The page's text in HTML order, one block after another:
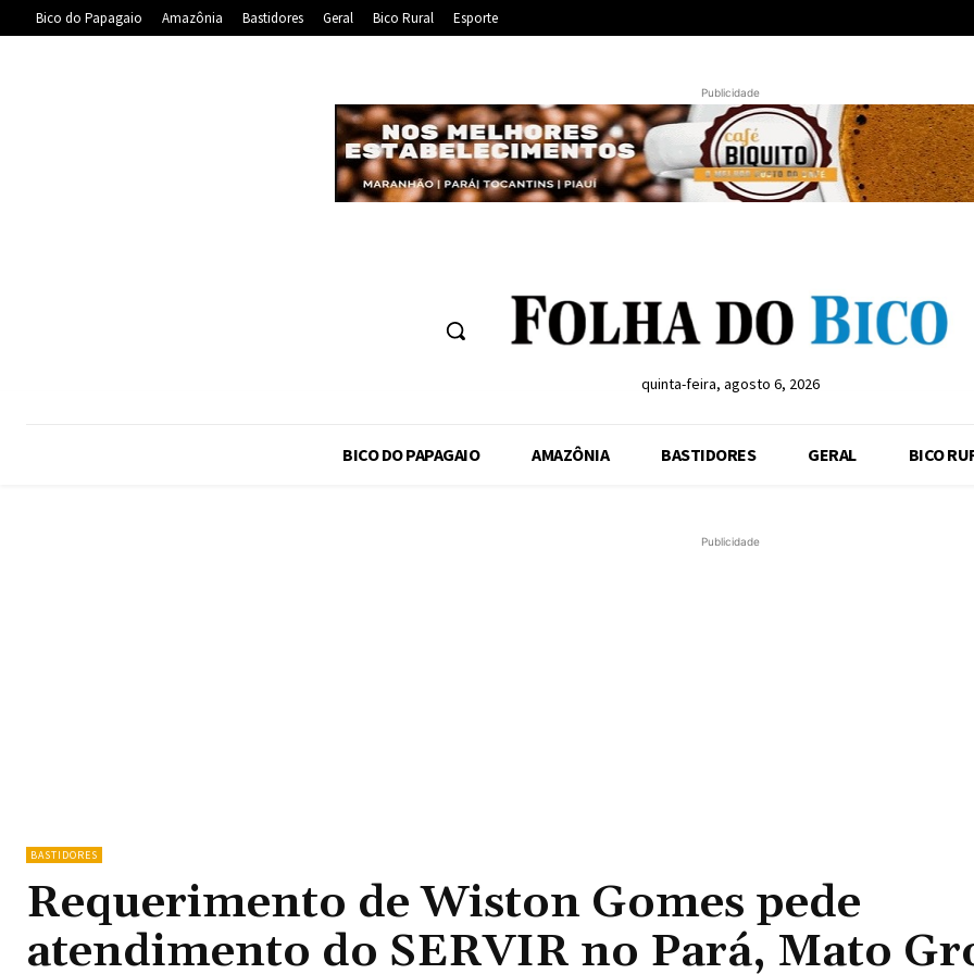
Bico do Papagaio Amazônia Bastidores Geral Bico Rural Esporte
Publicidade
quinta-feira, agosto 6, 2026
BICO DO PAPAGAIO AMAZÔNIA BASTIDORES GERAL BICO
Publicidade
BASTIDORES
Requerimento de Wiston Gomes pede
atendimento do SERVIR no Pará, Mato